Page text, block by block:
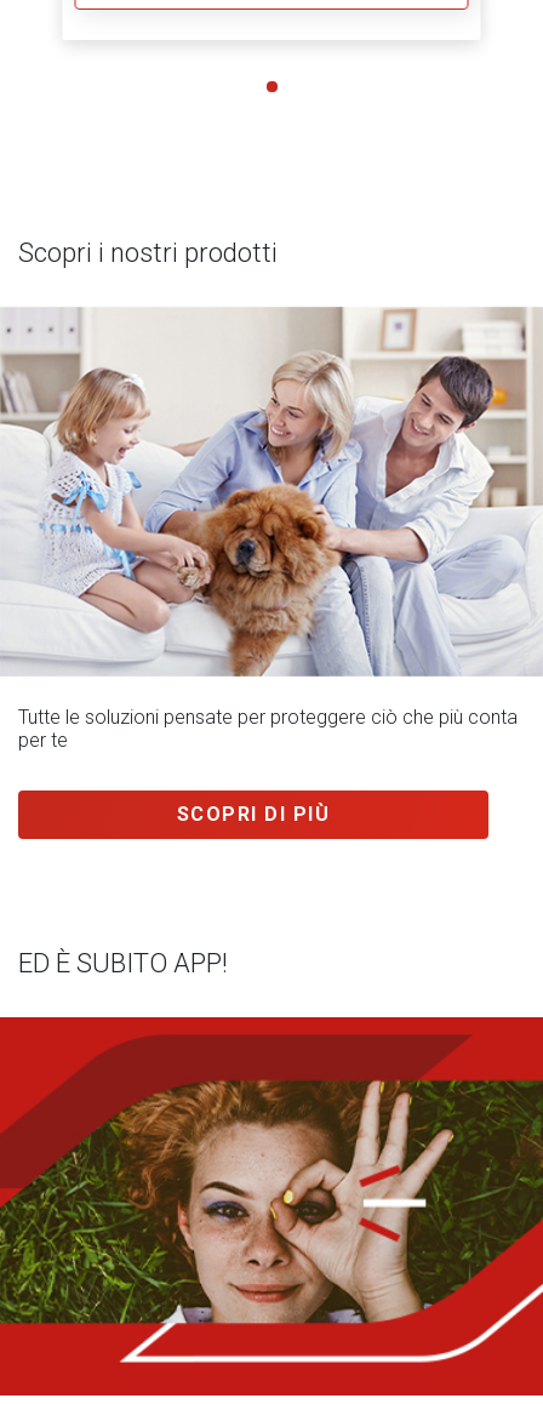
Scopri i nostri prodotti
Tutte le soluzioni pensate per proteggere ciò che più conta
per te
SCOPRI DI PIÙ
ED È SUBITO APP!